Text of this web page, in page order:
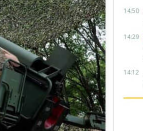
14:50
14:29
14:12